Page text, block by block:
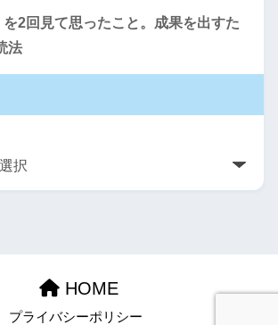
を2回見て思ったこと。成果を出すた
法
HOME
プライバシーポリシー